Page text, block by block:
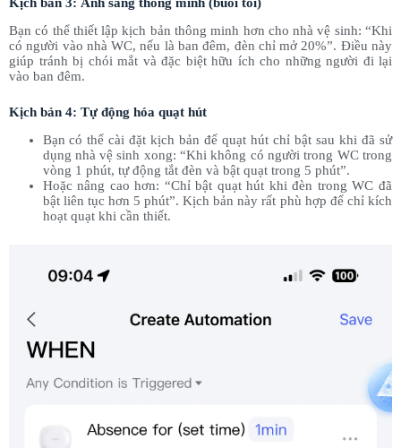
Bạn có thể thiết lập kịch bản thông minh hơn cho nhà vệ sinh: “Khi
có người vào nhà WC, nếu là ban đêm, đèn chỉ mở 20%”. Điều này
giúp tránh bị chói mắt và đặc biệt hữu ích cho những người đi lại
vào ban đêm.
Kịch bản 4: Tự động hóa quạt hút
Bạn có thể cài đặt kịch bản để quạt hút chỉ bật sau khi đã sử
dụng nhà vệ sinh xong: “Khi không có người trong WC trong
vòng 1 phút, tự động tắt đèn và bật quạt trong 5 phút”.
Hoặc nâng cao hơn: “Chỉ bật quạt hút khi đèn trong WC đã
bật liên tục hơn 5 phút”. Kịch bản này rất phù hợp để chỉ kích
hoạt quạt khi cần thiết.